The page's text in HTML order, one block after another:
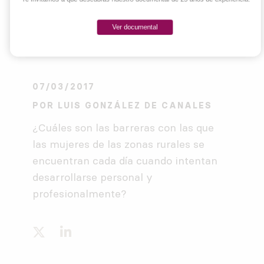
07/03/2017
POR
LUIS GONZÁLEZ DE CANALES
¿Cuáles son las barreras con las que
las mujeres de las zonas rurales se
encuentran cada día cuando intentan
desarrollarse personal y
profesionalmente?
Ver documental